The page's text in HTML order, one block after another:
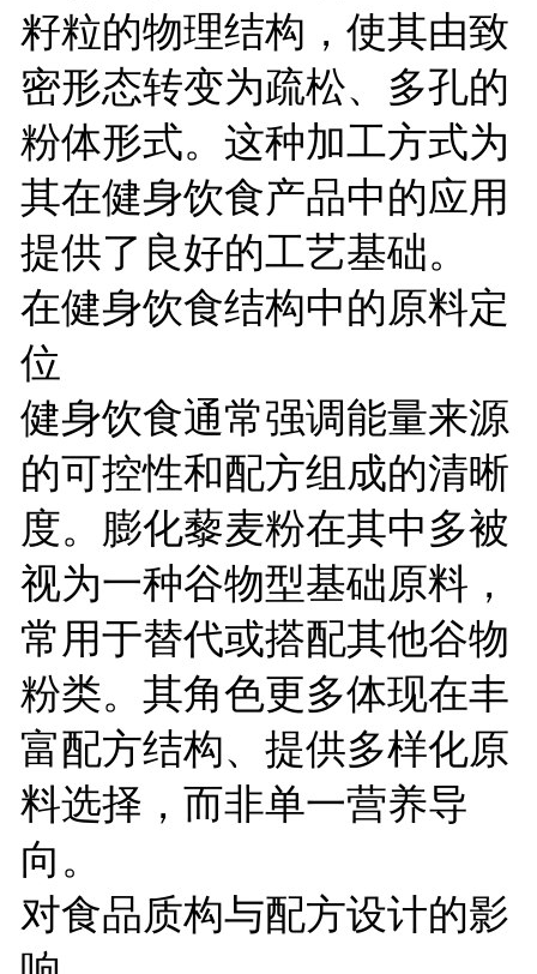
籽粒的物理结构，使其由致
密形态转变为疏松、多孔的
粉体形式。这种加工方式为
其在健身饮食产品中的应用
提供了良好的工艺基础。
在健身饮食结构中的原料定
位
健身饮食通常强调能量来源
的可控性和配方组成的清晰
度。膨化藜麦粉在其中多被
视为一种谷物型基础原料，
常用于替代或搭配其他谷物
粉类。其角色更多体现在丰
富配方结构、提供多样化原
料选择，而非单一营养导
向。
对食品质构与配方设计的影